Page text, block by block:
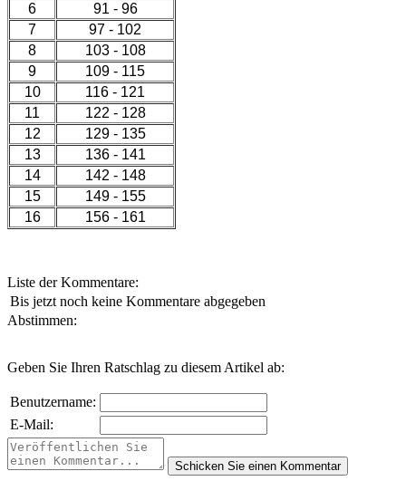
6
91 - 96
7
97 - 102
8
103 - 108
9
109 - 115
10
116 - 121
11
122 - 128
12
129 - 135
13
136 - 141
14
142 - 148
15
149 - 155
16
156 - 161
Liste der Kommentare:
Bis jetzt noch keine Kommentare abgegeben
Abstimmen:
Geben Sie Ihren Ratschlag zu diesem Artikel ab:
Benutzername:
E-Mail: